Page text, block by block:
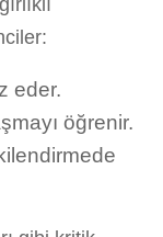
eder.
öğrenir.